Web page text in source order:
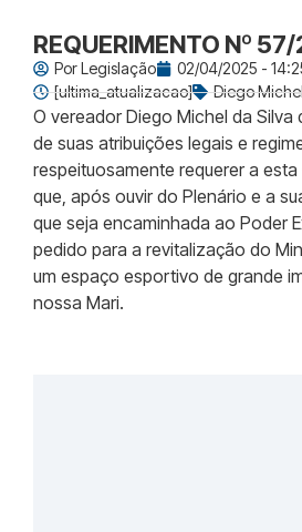
REQUERIMENTO Nº
PorLegislação
02/04/2025 -
[ultima_atualizacao]
Diego
O vereador Diego Michel da Silva
de suas atribuições legais e
respeituosamente requerer a esta
que, após ouvir do Plenário e a
que seja encaminhada ao Poder
pedido para a revitalização do
um espaço esportivo de grande
nossa Mari.